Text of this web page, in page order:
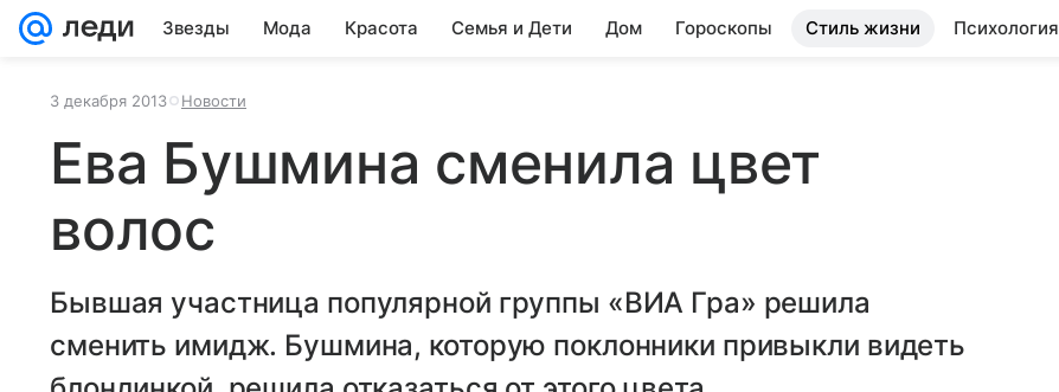
Звезды Мода Красота Семья и Дети Дом Гороскопы Стиль жизни Психология
3 декабря 2013 Новости
Ева Бушмина сменила цвет
волос
Бывшая участница популярной группы «ВИА Гра» решила
сменить имидж. Бушмина, которую поклонники привыкли видеть